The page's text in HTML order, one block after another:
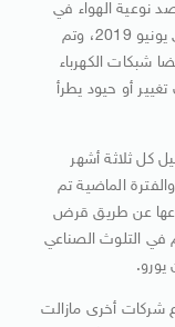
لـ96 محطة لرصد نوعية الهواء في
ديسمبر 2018، قبل الجدول الزمني المحدد في يونيو 2019، وتم
شبكات الكهرباء
أو حيود يطرأ
كل ثلاثة أشهر
الماضية تم
عن طريق قرض
في التلوث الصناعي
شركات أخرى مازالت